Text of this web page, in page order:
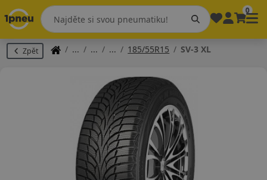
0
Zpět 185/55R15 SV-3 XL